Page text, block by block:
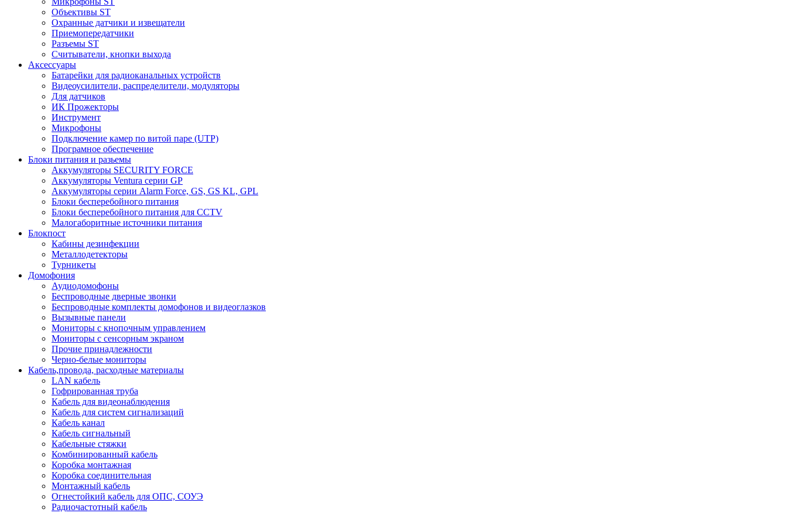
Объективы ST
Охранные датчики и извещатели
Приемопередатчики
Разъемы ST
Считыватели, кнопки выхода
Аксессуары
Батарейки для радиоканальных устройств
Видеоусилители, распределители, модуляторы
Для датчиков
ИК Прожекторы
Инструмент
Микрофоны
Подключение камер по витой паре (UTP)
Програмное обеспечение
Блоки питания и разьемы
Аккумуляторы SECURITY FORCE
Аккумуляторы Ventura серии GP
Аккумуляторы серии Alarm Force, GS, GS KL, GPL
Блоки бесперебойного питания
Блоки бесперебойного питания для CCTV
Малогаборитные источники питания
Блокпост
Кабины дезинфекции
Металлодетекторы
Турникеты
Домофония
Аудиодомофоны
Беспроводные дверные звонки
Беспроводные комплекты домофонов и видеоглазков
Вызывные панели
Мониторы с кнопочным управлением
Мониторы с сенсорным экраном
Прочие принадлежности
Черно-белые мониторы
Кабель,провода, расходные материалы
LAN кабель
Гофрированная труба
Кабель для видеонаблюдения
Кабель для систем сигнализаций
Кабель канал
Кабель сигнальный
Кабельные стяжки
Комбинированный кабель
Коробка монтажная
Коробка соединительная
Монтажный кабель
Огнестойкий кабель для ОПС, СОУЭ
Радиочастотный кабель